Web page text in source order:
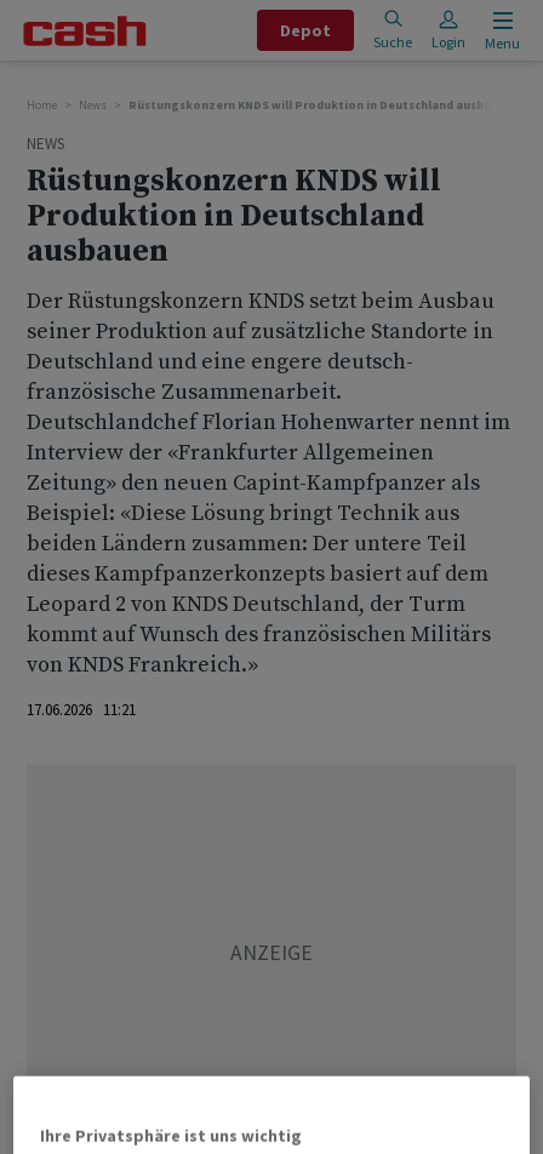
Depot
Suche Login Menu
Home News Rüstungskonzern KNDS will Produktion in Deutschland ausbauen
NEWS
Rüstungskonzern KNDS will
Produktion in Deutschland
ausbauen
Der Rüstungskonzern KNDS setzt beim Ausbau
seiner Produktion auf zusätzliche Standorte in
Deutschland und eine engere deutsch-
französische Zusammenarbeit.
Deutschlandchef Florian Hohenwarter nennt im
Interview der «Frankfurter Allgemeinen
Zeitung» den neuen Capint-Kampfpanzer als
Beispiel: «Diese Lösung bringt Technik aus
beiden Ländern zusammen: Der untere Teil
dieses Kampfpanzerkonzepts basiert auf dem
Leopard 2 von KNDS Deutschland, der Turm
kommt auf Wunsch des französischen Militärs
von KNDS Frankreich.»
17.06.2026 11:21
Ihre Privatsphäre ist uns wichtig